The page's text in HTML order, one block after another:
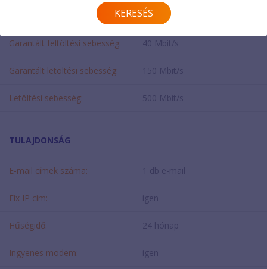
150 Mbit/s
Garantált feltöltési sebesség: 40 Mbit/s
Garantált letöltési sebesség: 150 Mbit/s
Letöltési sebesség: 500 Mbit/s
TULAJDONSÁG
E-mail címek száma: 1 db e-mail
Fix IP cím: igen
Hűségidő: 24 hónap
Ingyenes modem: igen
KERESÉS